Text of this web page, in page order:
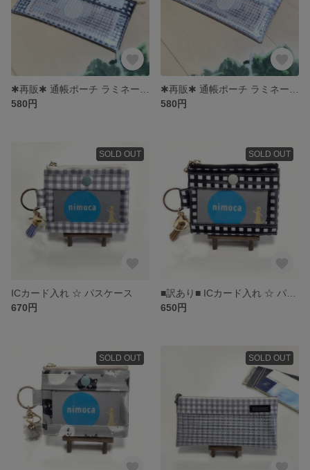
580円
580円
SOLD OUT
ICカード入れ ☆ パスケース
670円
SOLD OUT
650円
SOLD OUT SOLD OUT